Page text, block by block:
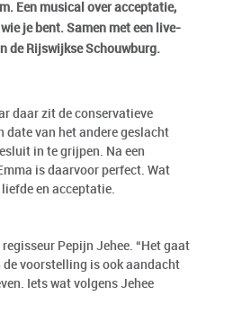
Een musical over acceptatie,
je bent. Samen met een live-
de Rijswijkse Schouwburg.
daar zit de conservatieve
date van het andere geslacht
in te grijpen. Na een
is daarvoor perfect. Wat
en acceptatie.
Pepijn Jehee. “Het gaat
de voorstelling is ook aandacht
Iets wat volgens Jehee